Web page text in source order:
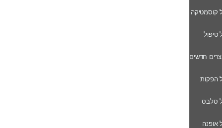
קוסמטיקה
טיפול
חדשים
הפקות
סלבס
אופנה